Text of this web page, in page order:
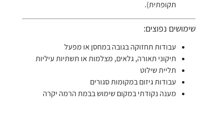
תקופתית).
שימושים נפוצים:
עבודות תחזוקה בגובה במחסן או מפעל
תיקוני תאורה, גלאים, מצלמות או תשתיות עיליות
תליית שילוט
עבודות גיזום במקומות סגורים
מענה נקודתי במקום שימוש בבמת הרמה יקרה